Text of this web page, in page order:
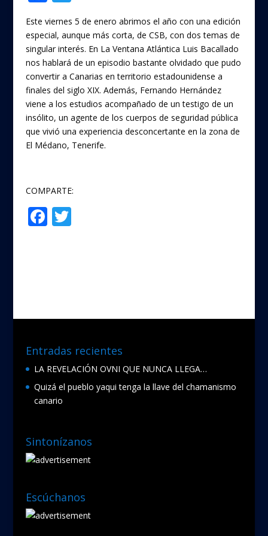
ac
e
b
o
o
k
w
itt
er
Este viernes 5 de enero abrimos el año con una edición
especial, aunque más corta, de CSB, con dos temas de
singular interés. En La Ventana Atlántica Luis Bacallado
nos hablará de un episodio bastante olvidado que pudo
convertir a Canarias en territorio estadounidense a
finales del siglo XIX. Además, Fernando Hernández
viene a los estudios acompañado de un testigo de un
insólito, un agente de los cuerpos de seguridad pública
que vivió una experiencia desconcertante en la zona de
El Médano, Tenerife.
COMPARTE:
F
o
T
Entradas recientes
LA REVELACIÓN OVNI QUE NUNCA LLEGA…
Quizá el pueblo yaqui tenga la llave del chamanismo
canario
Sintonízanos
Escúchanos